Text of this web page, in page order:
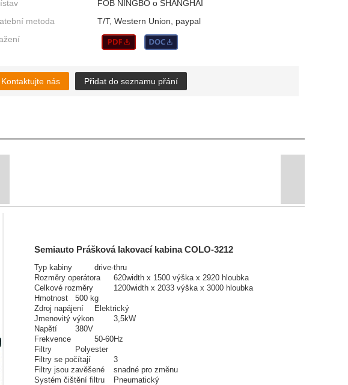
FOB NINGBO o SHANGHAI
metoda
T/T, Western Union, paypal
Kontaktujte nás Přidat do seznamu přání
Semiauto Prášková lakovací kabina COLO-3212
Typ kabiny
drive-thru
Rozměry operátora
620width x 1500 výška x 2920 hloubka
Celkové rozměry
1200width x 2033 výška x 3000 hloubka
Hmotnost
500 kg
Zdroj napájení
Elektrický
Jmenovitý výkon
3,5kW
Napětí
380V
Frekvence
50-60Hz
Filtry
Polyester
Filtry se počítají
3
Filtry jsou zavěšené
snadné pro změnu
Systém čištění filtru
Pneumatický